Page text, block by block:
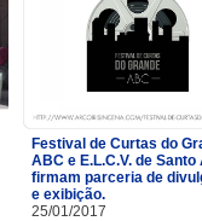
Festival de Curtas do
ABC e E.L.C.V. de Santo
firmam parceria de
e exibição.
25/01/2017